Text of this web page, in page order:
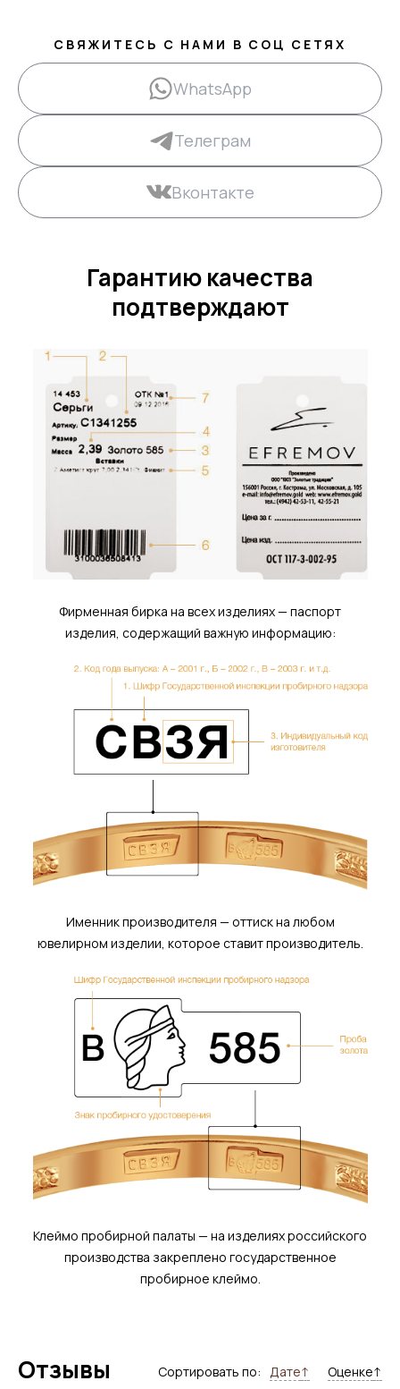
СВЯЖИТЕСЬ С НАМИ В СОЦ СЕТЯХ
WhatsApp
Телеграм
Вконтакте
Гарантию качества
подтверждают
Фирменная бирка на всех изделиях — паспорт
изделия, содержащий важную информацию:
Именник производителя — оттиск на любом
ювелирном изделии, которое ставит производитель.
Клеймо пробирной палаты — на изделиях российского
производства закреплено государственное
пробирное клеймо.
Отзывы Сортировать по: Дате↑ Оценке↑